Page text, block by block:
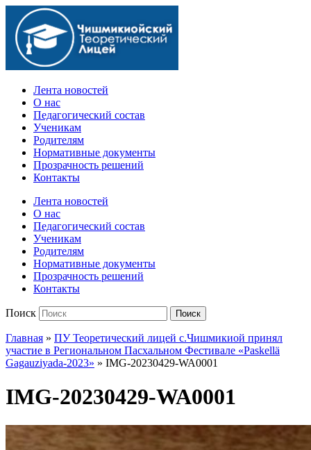
Официальный сайт учебного заведения
Лента новостей
О нас
Педагогический состав
Ученикам
Родителям
Нормативные документы
Прозрачность решений
Контакты
Лента новостей
О нас
Педагогический состав
Ученикам
Родителям
Нормативные документы
Прозрачность решений
Контакты
Поиск Поиск
Главная » ПУ Теоретический лицей с.Чишмикиой принял
участие в Региональном Пасхальном Фестивале «Paskellä
Gagauziyada-2023» » IMG-20230429-WA0001
IMG-20230429-WA0001